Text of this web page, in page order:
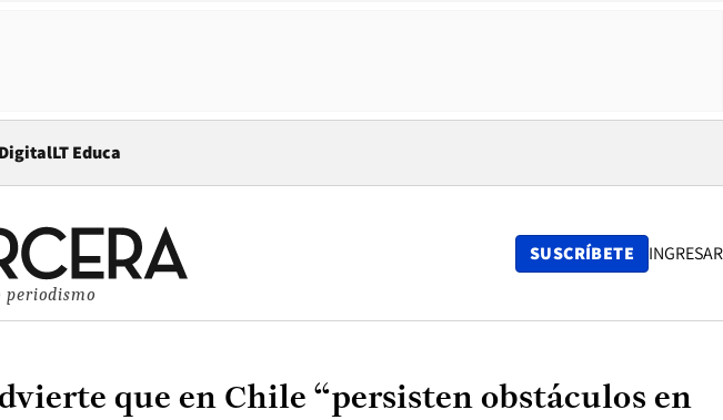
Opens in new window
LT Educa
periodismo
SUSCRÍBETE INGRESAR
que en Chile “persisten obstáculos en